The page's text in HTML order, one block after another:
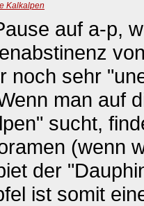
Kalkalpen
auf a-p,
noch sehr
man auf
sucht,
(wenn
der
ist somit